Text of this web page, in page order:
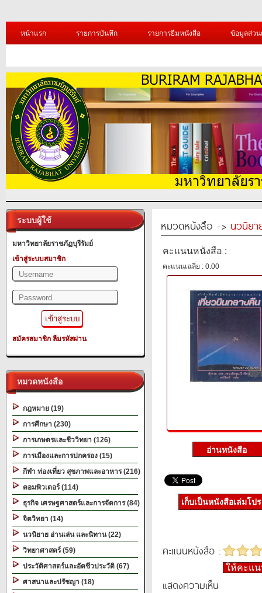
หน้าแรก รายการบันทึก รายการยืมหนังสือ ข้อมูลส่ว
ระบบผู้ใช้
มหาวิทยาลัยราชภัฏบุรีรัมย์
เข้าสู่ระบบสมาชิก
สมัครสมาชิก ลืมรหัสผ่าน
หมวดหนังสือ
กฎหมาย (19)
การศึกษา (230)
การเกษตรและชีววิทยา (126)
การเมืองและการปกครอง (15)
กีฬา ท่องเที่ยว สุขภาพและอาหาร (216)
คอมพิวเตอร์ (114)
ธุรกิจ เศรษฐศาสตร์และการจัดการ (84)
จิตวิทยา (14)
นวนิยาย อ่านเล่น และนิทาน (22)
วิทยาศาสตร์ (59)
ประวัติศาสตร์และอัตชีวประวัติ (67)
ศาสนาและปรัชญา (18)
หมวดหนังสือ -> นวนิยา
คะแนนหนังสือ :
คะแนนเฉลี่ย : 0.00
เก็บเป็นหนังสือเล่มโป
คะแนนหนังสือ :
ให้คะแ
แสดงความเห็น